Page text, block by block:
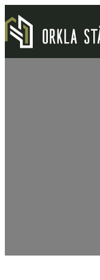
Hopp
til
innhold